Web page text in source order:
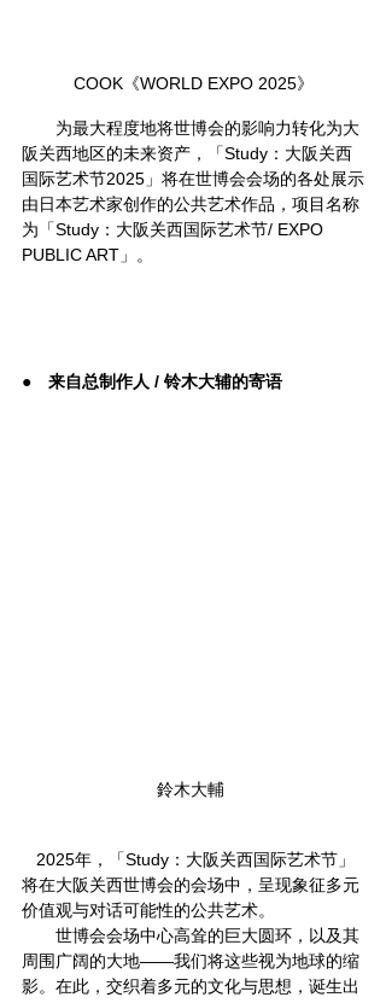
COOK《WORLD EXPO 2025》
为最大程度地将世博会的影响力转化为大
阪关西地区的未来资产，「Study：大阪关西
国际艺术节2025」将在世博会会场的各处展示
由日本艺术家创作的公共艺术作品，项目名称
为「Study：大阪关西国际艺术节/ EXPO
PUBLIC ART」。
●　来自总制作人 / 铃木大辅的寄语
鈴木大輔
2025年，「Study：大阪关西国际艺术节」
将在大阪关西世博会的会场中，呈现象征多元
价值观与对话可能性的公共艺术。
世博会会场中心高耸的巨大圆环，以及其
周围广阔的大地——我们将这些视为地球的缩
影。在此，交织着多元的文化与思想，诞生出